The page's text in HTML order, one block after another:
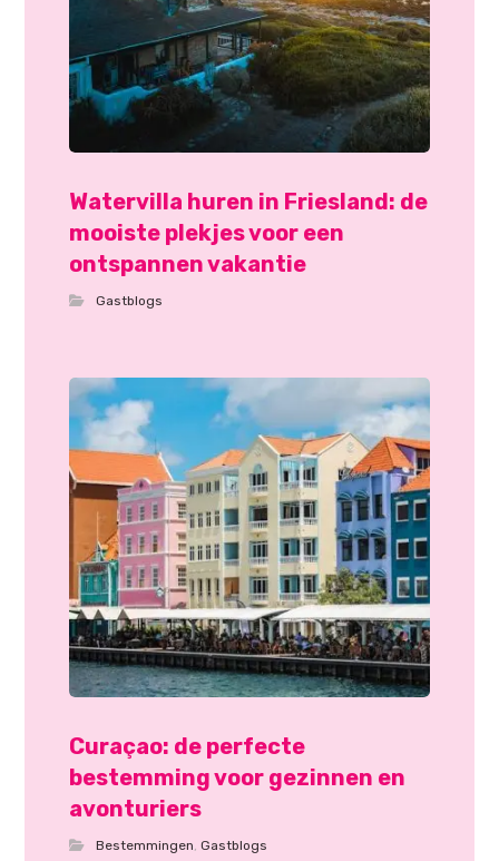
Watervilla huren in Friesland: de
mooiste plekjes voor een
ontspannen vakantie
Gastblogs
Curaçao: de perfecte
bestemming voor gezinnen en
avonturiers
Bestemmingen,Gastblogs